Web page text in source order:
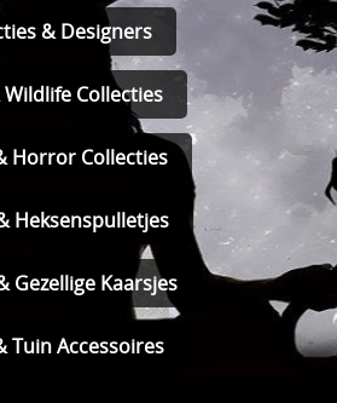
& Designers
Collecties
Horror Collecties
Heksenspulletjes
Gezellige Kaarsjes
Tuin Accessoires